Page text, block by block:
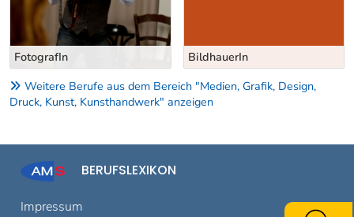
FotografIn BildhauerIn
Weitere Berufe aus dem Bereich "Medien, Grafik, Design,
Druck, Kunst, Kunsthandwerk" anzeigen
BERUFSLEXIKON
Impressum